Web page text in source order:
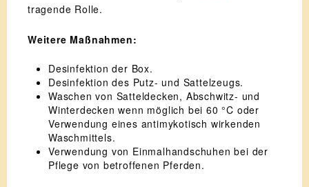
tragende Rolle.
Weitere Maßnahmen:
Desinfektion der Box.
Desinfektion des Putz- und Sattelzeugs.
Waschen von Satteldecken, Abschwitz- und
Winterdecken wenn möglich bei 60 °C oder
Verwendung eines antimykotisch wirkenden
Waschmittels.
Verwendung von Einmalhandschuhen bei der
Pflege von betroffenen Pferden.